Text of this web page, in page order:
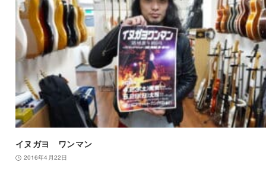
イヌガヨ ワンマン
2016年4月22日